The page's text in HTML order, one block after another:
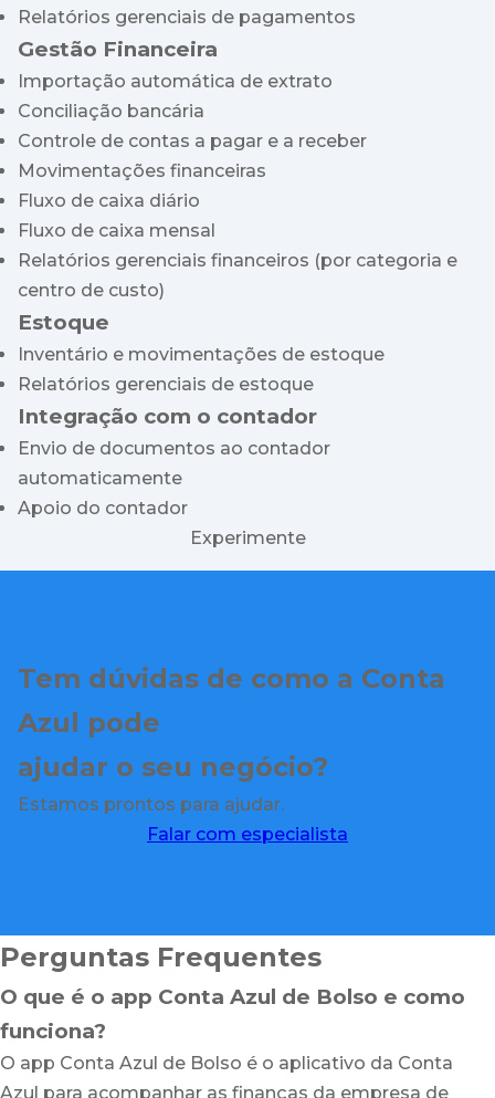
Relatórios gerenciais de pagamentos
Gestão Financeira
Importação automática de extrato
Conciliação bancária
Controle de contas a pagar e a receber
Movimentações financeiras
Fluxo de caixa diário
Fluxo de caixa mensal
Relatórios gerenciais financeiros (por categoria e
centro de custo)
Estoque
Inventário e movimentações de estoque
Relatórios gerenciais de estoque
Integração com o contador
Envio de documentos ao contador
automaticamente
Apoio do contador
Experimente
Tem dúvidas de como a Conta
Azul pode
ajudar o seu negócio?
Estamos prontos para ajudar.
Falar com especialista
Perguntas Frequentes
O que é o app Conta Azul de Bolso e como
funciona?
O app Conta Azul de Bolso é o aplicativo da Conta
Azul para acompanhar as finanças da empresa de